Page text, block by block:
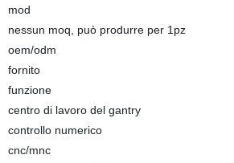
mod
nessun moq, può produrre per 1pz
oem/odm
fornito
funzione
centro di lavoro del gantry
controllo numerico
cnc/mnc